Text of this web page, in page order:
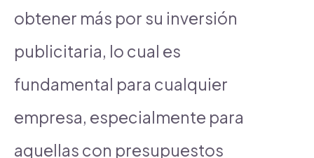
obtener más por su inversión
publicitaria, lo cual es
fundamental para cualquier
empresa, especialmente para
aquellas con presupuestos